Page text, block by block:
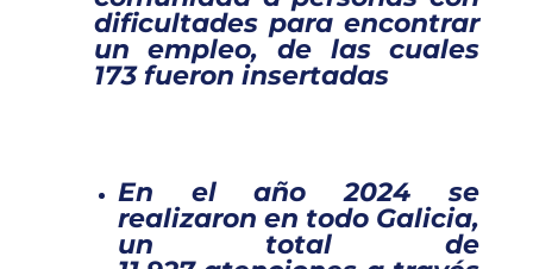
dificultades para encontrar
un empleo, de las cuales
173 fueron insertadas
En el año 2024 se
realizaron en todo Galicia,
un total de